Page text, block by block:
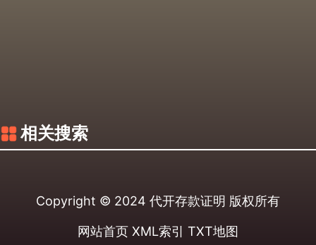
相关搜索
Copyright © 2024 代开存款证明 版权所有
网站首页 XML索引 TXT地图